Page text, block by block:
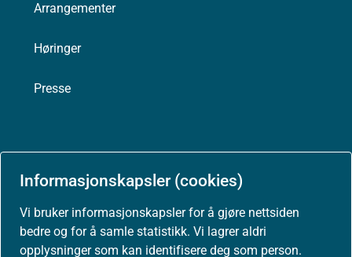
Informasjonskapsler (cookies)
Vi bruker informasjonskapsler for å gjøre nettsiden
bedre og for å samle statistikk. Vi lagrer aldri
opplysninger som kan identifisere deg som person.
Arrangementer
Høringer
Presse
Om nettstedet
Personvernerklæring
Tilgjengelighetserklæring (uustatus.no)